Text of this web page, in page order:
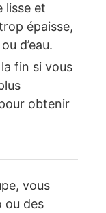
lisse et
épaisse,
d’eau.
fin si vous
obtenir
vous
ou des